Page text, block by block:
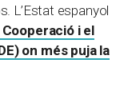
L’Estat espanyol
Cooperació i el
on més puja la